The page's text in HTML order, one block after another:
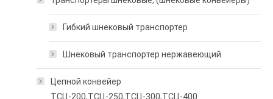
Гибкий шнековый транспортер
Шнековый транспортер нержавеющий
Цепной конвейер
ТСЦ-200,ТСЦ-250,ТСЦ-300,ТСЦ-400